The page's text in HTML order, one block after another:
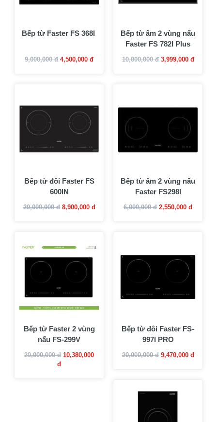
Bếp từ Faster FS 368I
9,000,000 đ 4,500,000 đ
Bếp từ âm 2 vùng nấu
Faster FS 782I Plus
10,000,000 đ 3,999,000 đ
Bếp từ đôi Faster FS
600IN
20,000,000 đ 8,900,000 đ
Bếp từ âm 2 vùng nấu
Faster FS298I
6,000,000 đ 2,550,000 đ
Bếp từ Faster 2 vùng
nấu FS-299V
20,000,000 đ 10,380,000
đ
Bếp từ đôi Faster FS-
997I PRO
20,000,000 đ 9,470,000 đ